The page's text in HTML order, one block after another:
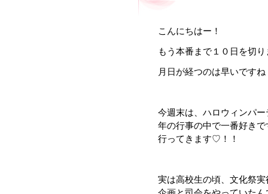
こんにちはー！
もう本番まで１０日を切
月日が経つのは早いです
今週末は、ハロウィンパ
年の行事の中で一番好き
行ってきます♡！！
実は高校生の頃、文化祭